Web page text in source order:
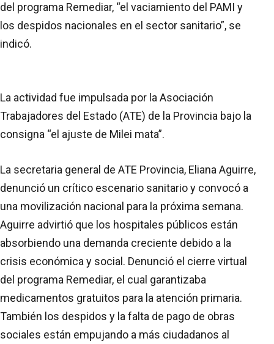
del programa Remediar, “el vaciamiento del PAMI y
los despidos nacionales en el sector sanitario”, se
indicó.
La actividad fue impulsada por la Asociación
Trabajadores del Estado (ATE) de la Provincia bajo la
consigna “el ajuste de Milei mata”.
La secretaria general de ATE Provincia, Eliana Aguirre,
denunció un crítico escenario sanitario y convocó a
una movilización nacional para la próxima semana.
Aguirre advirtió que los hospitales públicos están
absorbiendo una demanda creciente debido a la
crisis económica y social. Denunció el cierre virtual
del programa Remediar, el cual garantizaba
medicamentos gratuitos para la atención primaria.
También los despidos y la falta de pago de obras
sociales están empujando a más ciudadanos al